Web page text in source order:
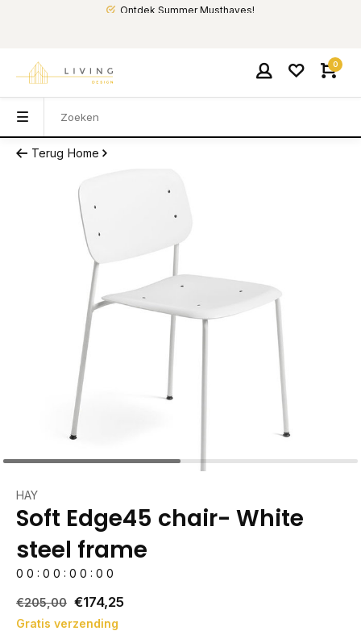
Ontdek Summer Musthaves!
0
Terug Home
HAY
Soft Edge45 chair- White
steel frame
0 0 : 0 0 : 0 0 : 0 0
€205,00 €174,25
Gratis verzending